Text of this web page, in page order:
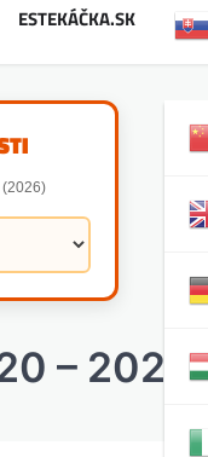
ESTEKÁČKA.SK
– 2024)